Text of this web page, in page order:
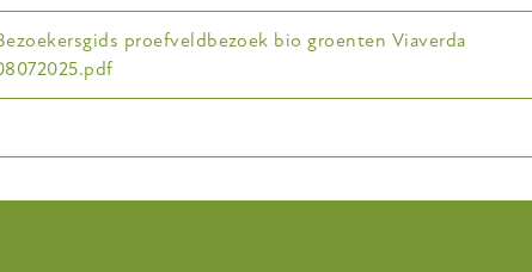
proefveldbezoek bio groenten Viaverda